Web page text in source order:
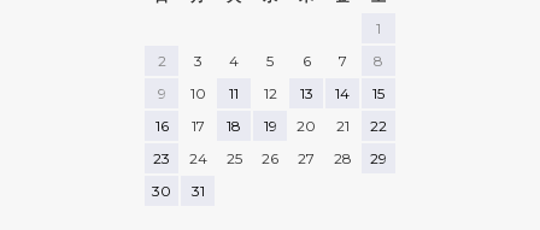
1
2
3 4 5 6 7
8
9
10 11 12 13 14
15
16
17 18 19 20 21
22
23
24 25 26 27 28
29
30
31